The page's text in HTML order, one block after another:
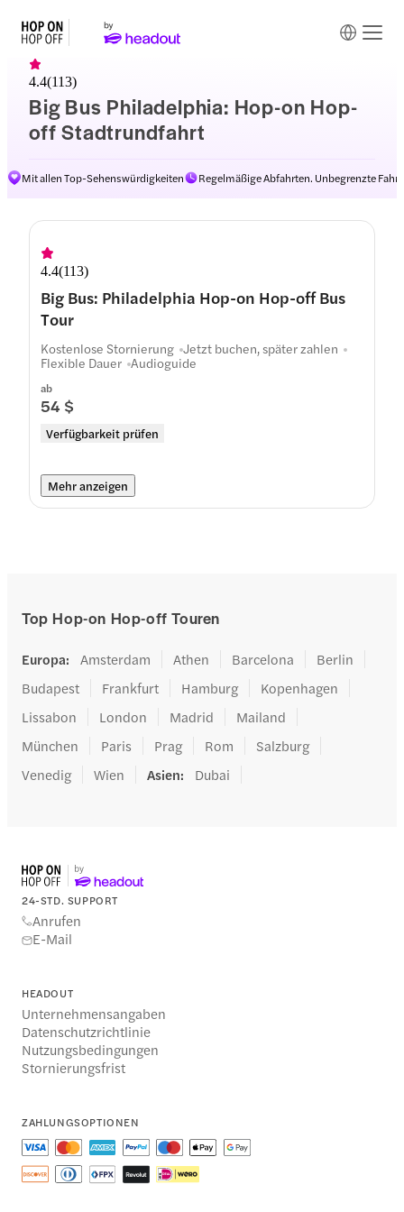
Big Bus Philadelphia: Hop-on Hop-
off Stadtrundfahrt
4.4(113)
Mit allen Top-Sehenswürdigkeiten Regelmäßige Abfahrten. Unbegrenzte
Routen
4.4(113)
Big Bus: Philadelphia Hop-on Hop-off Bus
Tour
ab
54 $
Verfügbarkeit prüfen
Kostenlose Stornierung Jetzt buchen, später zahlen
Flexible Dauer Audioguide
Mehr anzeigen
Top Hop-on Hop-off Touren
Europa: Amsterdam Athen Barcelona
Berlin
Budapest
Frankfurt Hamburg
Kopenhagen
Lissabon
London Madrid
Mailand
München
Paris Prag Rom
Salzburg
Venedig
Wien Asien: Dubai
24-STD. SUPPORT
Anrufen
E-Mail
HEADOUT
Unternehmensangaben
Datenschutzrichtlinie
Nutzungsbedingungen
Stornierungsfrist
ZAHLUNGSOPTIONEN